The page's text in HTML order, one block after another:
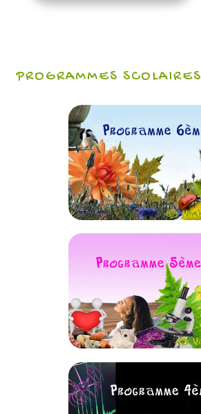
PROGRAMMES SCOLAIRES